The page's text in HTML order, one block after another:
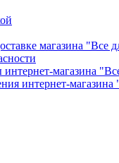
магазина "Все
магазина
интернет-магазина